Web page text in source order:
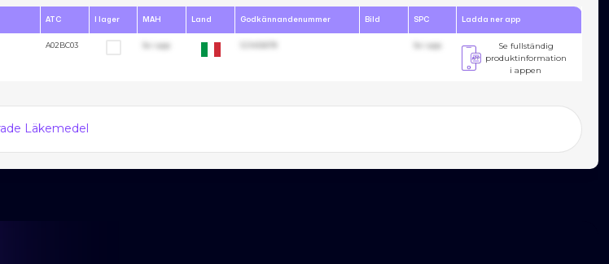
ATC I lager MAH Land Godkännandenummer Bild SPC Ladda ner app
A02BC03 Se i app Se i app
Se fullständig
produktinformation
i appen
Läkemedel